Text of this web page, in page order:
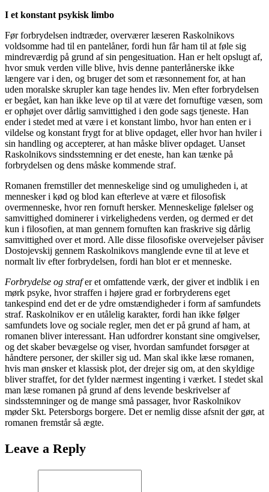
I et konstant psykisk limbo
Før forbrydelsen indtræder, overværer læseren Raskolnikovs
voldsomme had til en pantelåner, fordi hun får ham til at føle sig
mindreværdig på grund af sin pengesituation. Han er helt opslugt af,
hvor smuk verden ville blive, hvis denne panterlånerske ikke
længere var i den, og bruger det som et ræsonnement for, at han
uden moralske skrupler kan tage hendes liv. Men efter forbrydelsen
er begået, kan han ikke leve op til at være det fornuftige væsen, som
er ophøjet over dårlig samvittighed i den gode sags tjeneste. Han
ender i stedet med at være i et konstant limbo, hvor han enten er i
vildelse og konstant frygt for at blive opdaget, eller hvor han hviler i
sin handling og accepterer, at han måske bliver opdaget. Uanset
Raskolnikovs sindsstemning er det eneste, han kan tænke på
forbrydelsen og dens måske kommende straf.
Romanen fremstiller det menneskelige sind og umuligheden i, at
mennesker i kød og blod kan efterleve at være et filosofisk
overmenneske, hvor ren fornuft hersker. Menneskelige følelser og
samvittighed dominerer i virkelighedens verden, og dermed er det
kun i filosofien, at man gennem fornuften kan fraskrive sig dårlig
samvittighed over et mord. Alle disse filosofiske overvejelser påviser
Dostojevskij gennem Raskolnikovs manglende evne til at leve et
normalt liv efter forbrydelsen, fordi han blot er et menneske.
Forbrydelse og strafer et omfattende værk, der giver et indblik i en
mørk psyke, hvor straffen i højere grad er forbryderens eget
tankespind end det er de ydre omstændigheder i form af samfundets
straf. Raskolnikov er en utålelig karakter, fordi han ikke følger
samfundets love og sociale regler, men det er på grund af ham, at
romanen bliver interessant. Han udfordrer konstant sine omgivelser,
og det skaber bevægelse og viser, hvordan samfundet forsøger at
håndtere personer, der skiller sig ud. Man skal ikke læse romanen,
hvis man ønsker et klassisk plot, der drejer sig om, at den skyldige
bliver straffet, for det fylder nærmest ingenting i værket. I stedet skal
man læse romanen på grund af dens levende beskrivelser af
sindsstemninger og de mange små passager, hvor Raskolnikov
møder Skt. Petersborgs borgere. Det er nemlig disse afsnit der gør, at
romanen fremstår så ægte.
Leave a Reply